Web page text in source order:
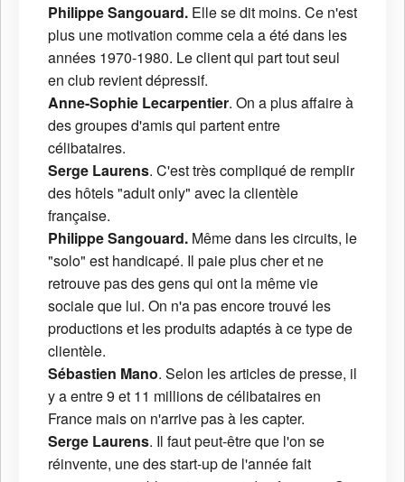
Philippe Sangouard. Elle se dit moins. Ce n'est
plus une motivation comme cela a été dans les
années 1970-1980. Le client qui part tout seul
en club revient dépressif.
Anne-Sophie Lecarpentier. On a plus affaire à
des groupes d'amis qui partent entre
célibataires.
Serge Laurens. C'est très compliqué de remplir
des hôtels "adult only" avec la clientèle
française.
Philippe Sangouard. Même dans les circuits, le
"solo" est handicapé. Il paie plus cher et ne
retrouve pas des gens qui ont la même vie
sociale que lui. On n'a pas encore trouvé les
productions et les produits adaptés à ce type de
clientèle.
Sébastien Mano. Selon les articles de presse, il
y a entre 9 et 11 millions de célibataires en
France mais on n'arrive pas à les capter.
Serge Laurens. Il faut peut-être que l'on se
réinvente, une des start-up de l'année fait